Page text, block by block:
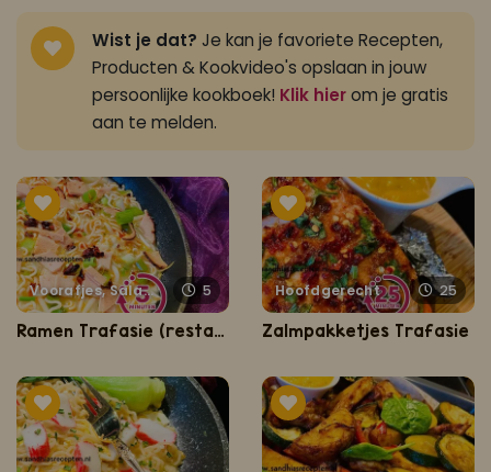
Wist je dat? Je kan je favoriete Recepten,
Producten & Kookvideo's opslaan in jouw
persoonlijke kookboek! Klik hierom je gratis
aan te melden.
Voorafjes, Salades, Hapjes en Lekkernijen 5
Ramen Trafasie (restaurant style)
Hoofdgerecht 25
Zalmpakketjes Trafasie